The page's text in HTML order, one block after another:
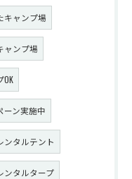
キャンプ場
ャンプ場
ーン実施中
ンタルテント
ンタルタープ